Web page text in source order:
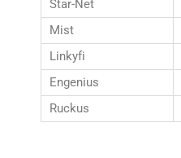
Star-Net
Mist
Linkyfi
Engenius
Ruckus